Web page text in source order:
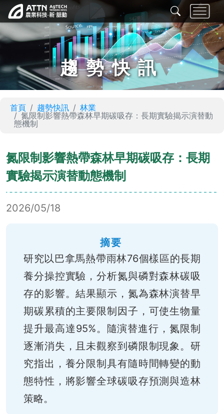
趨勢快訊
首頁 趨勢快訊
林業
氮限制影響熱帶森林早期碳吸存：長期實驗揭示演替動
態機制
氮限制影響熱帶森林早期碳吸存：長期
實驗揭示演替動態機制
2026/05/18
摘要
研究以巴拿馬熱帶雨林76個樣區的長期
養分操控實驗，分析氮與磷對森林碳吸
存的影響。結果顯示，氮為森林演替早
期碳累積的主要限制因子，可使生物量
提升最高達95%。隨演替進行，氮限制
逐漸消失，且未觀察到磷限制現象。研
究指出，養分限制具有隨時間轉變的動
態特性，將影響全球碳吸存預測與造林
策略。